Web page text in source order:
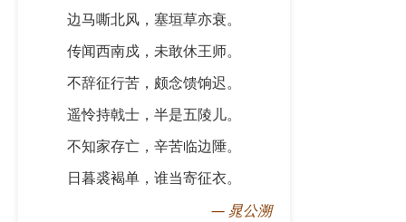
边马嘶北风，塞垣草亦衰。
传闻西南戍，未敢休王师。
不辞征行苦，颇念馈饷迟。
遥怜持戟士，半是五陵儿。
不知家存亡，辛苦临边陲。
日暮裘褐单，谁当寄征衣。
— 晁公溯